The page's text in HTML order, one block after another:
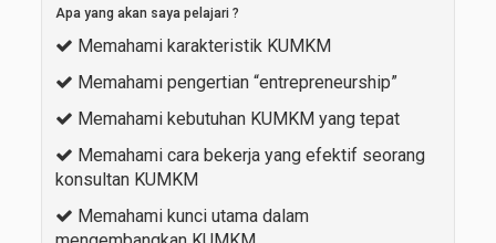
Apa yang akan saya pelajari ?
Memahami karakteristik KUMKM
Memahami pengertian “entrepreneurship”
Memahami kebutuhan KUMKM yang tepat
Memahami cara bekerja yang efektif seorang
konsultan KUMKM
Memahami kunci utama dalam